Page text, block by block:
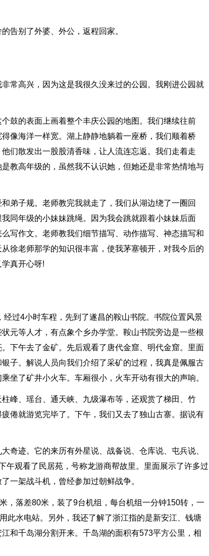
告别了外婆、外公，返程回家。
常高兴，因为这是我很久没来过的公园。我刚进公园就
鼓的表面上画着整个丰庆公园的地图。我们继续往前
像海洋一样宽。湖上静静地躺着一座桥，我们顺着桥
们散发出一股股清香味，让人流连忘返。我们走着走
教高年级的，虽然我不认识她，但她还是非常热情地与
弟子规。老师教完我就走了，我们从湖边绕了一圈回
同年级的小妹妹跳绳。因为我会跳就跟着小妹妹后面
写作文。老师教我们细节描写、动作描写、神态描写和
徐老师那学的知识很丰富，使我茅塞顿开，对我今后的
真开心呀!
过4小时车程，先到了遂昌的鞍山书院。书院位置风景
元等人才，有点象个乡办学堂。鞍山书院旁边是一些根
下午去了金矿。先后观看了唐代金窟、明代金窟。里面
子。解说人员向我们介绍了采矿的过程，我真是佩服古
坐了矿井小火车。车厢很小，火车开动有很大的声响。
峰、瑶台、通天峡、九级瀑布等，还观赏了梯田、竹
倦就游览完毕了。下午，我们又去了独山古寨。据说有
奇迹。它的来历有外星说、战备说、仓库说、屯兵说、
午观看了民居苑，号称龙游商帮故里。里面展示了许多过
一架战斗机，曾经参加过朝鲜战争。
，落差80米，装了9台机组，每台机组一分钟150转，一
此水电站。另外，我还了解了浙江指的是新安江、钱塘
和千岛湖分割开来。千岛湖的面积有573平方公里，相